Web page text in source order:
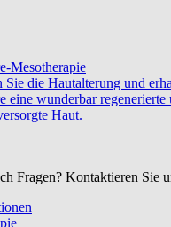
Mesotherapie
Sie die Hautalterung und
eine wunderbar regenerierte
Haut.
Fragen? Kontaktieren Sie